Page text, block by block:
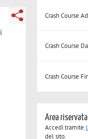
Crash Course
Crash Course
Crash Course
Area riservata
Accedi tramite
del sito.